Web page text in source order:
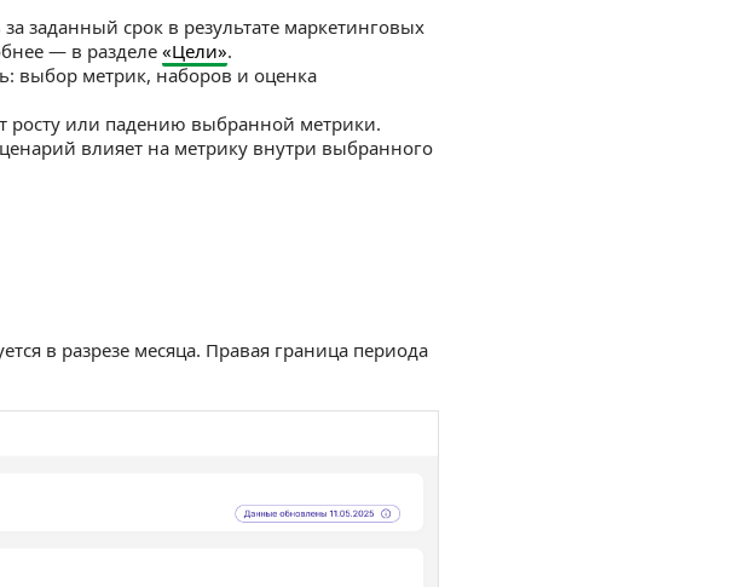
заданный срок в результате маркетинговых
— в разделе«Цели».
выбор метрик, наборов и оценка
росту или падению выбранной метрики.
влияет на метрику внутри выбранного
в разрезе месяца. Правая граница периода